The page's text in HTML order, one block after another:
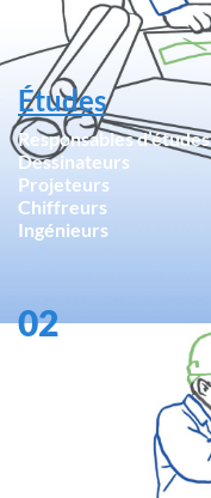
Études
Responsables d’études
Dessinateurs
Projeteurs
Chiffreurs
Ingénieurs
02